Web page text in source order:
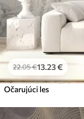
22.05€13.23€
Očarujúci les